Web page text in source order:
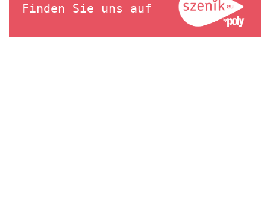
Finden Sie uns auf